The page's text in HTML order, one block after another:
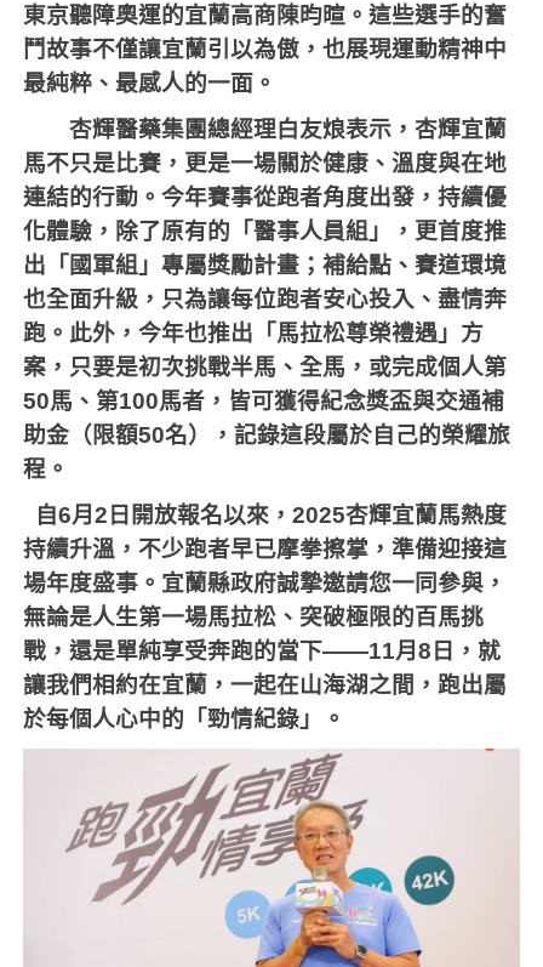
東京聽障奧運的宜蘭高商陳昀暄。這些選手的奮
鬥故事不僅讓宜蘭引以為傲，也展現運動精神中
最純粹、最感人的一面。
杏輝醫藥集團總經理白友烺表示，杏輝宜蘭
馬不只是比賽，更是一場關於健康、溫度與在地
連結的行動。今年賽事從跑者角度出發，持續優
化體驗，除了原有的「醫事人員組」，更首度推
出「國軍組」專屬獎勵計畫；補給點、賽道環境
也全面升級，只為讓每位跑者安心投入、盡情奔
跑。此外，今年也推出「馬拉松尊榮禮遇」方
案，只要是初次挑戰半馬、全馬，或完成個人第
50馬、第100馬者，皆可獲得紀念獎盃與交通補
助金（限額50名），記錄這段屬於自己的榮耀旅
程。
自6月2 日開放報名以來，2025杏輝宜蘭馬熱度
持續升溫，不少跑者早已摩拳擦掌，準備迎接這
場年度盛事。宜蘭縣政府誠摯邀請您一同參與，
無論是人生第一場馬拉松、突破極限的百馬挑
戰，還是單純享受奔跑的當下——11月8 日，就
讓我們相約在宜蘭，一起在山海湖之間，跑出屬
於每個人心中的「勁情紀錄」。